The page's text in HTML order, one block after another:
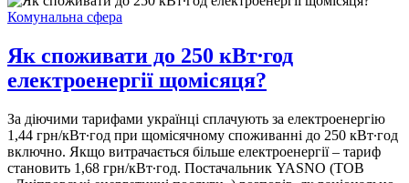
Комунальна сфера
Як споживати до 250 кВт∙год
електроенергії щомісяця?
За діючими тарифами українці сплачують за електроенергію
1,44 грн/кВт∙год при щомісячному споживанні до 250 кВт∙год
включно. Якщо витрачається більше електроенергії – тариф
становить 1,68 грн/кВт∙год. Постачальник YASNO (ТОВ